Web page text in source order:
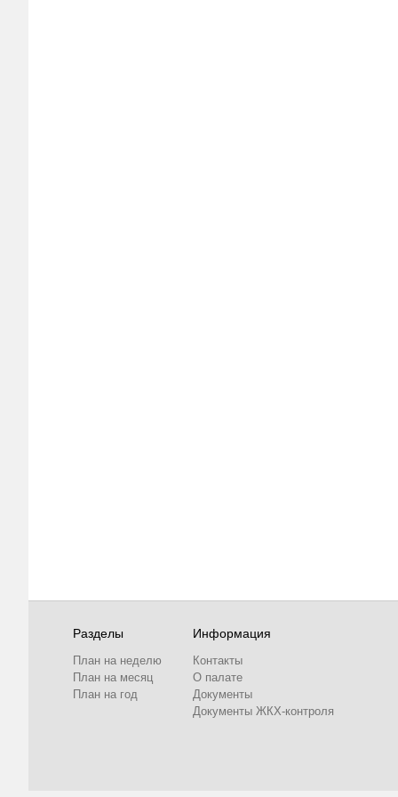
Разделы
План на неделю
План на месяц
План на год
Информация
Контакты
О палате
Документы
Документы ЖКХ-контроля